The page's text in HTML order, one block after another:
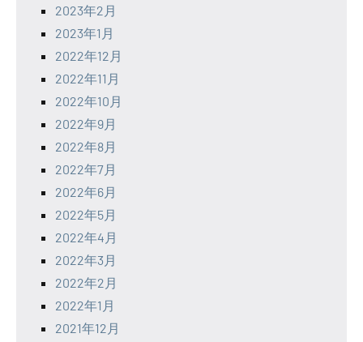
2023年2月
2023年1月
2022年12月
2022年11月
2022年10月
2022年9月
2022年8月
2022年7月
2022年6月
2022年5月
2022年4月
2022年3月
2022年2月
2022年1月
2021年12月